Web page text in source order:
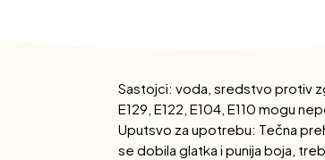
Sastojci: voda, sredstvo protiv
E129, E122, E104, E110 mogu
Uputsvo za upotrebu: Tečna
se dobila glatka i punija boja,